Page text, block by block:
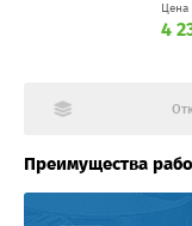
Цена
4
Преимущества